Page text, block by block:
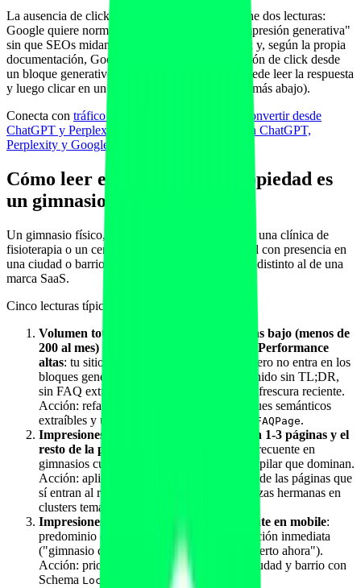
La ausencia de clicks y CTR es deliberada y tiene dos lecturas:
Google quiere normalizar primero la idea de "impresión generativa"
sin que SEOs midan ese tráfico contra el clásico; y, según la propia
documentación, Google reconoce que la atribución de click desde
un bloque generativo no es trivial (un usuario puede leer la respuesta
y luego clicar en un resultado azul varios scrolls más abajo).
Conecta con tráfico IA: cómo medir, atribuir y convertir desde
ChatGPT y Perplexity
medir menciones en ChatGPT,
Perplexity y Google AI: KPIs
Cómo leer el informe si tu propiedad es
un gimnasio local
Un gimnasio físico, un estudio boutique de yoga, una clínica de
fisioterapia o un centro de entrenamiento personal con presencia en
una ciudad o barrio concreto verá un patrón muy distinto al de una
marca SaaS.
Cinco lecturas típicas que merecen acción:
Volumen total de impresiones generativas bajo (menos de
200 al mes) pero impresiones clásicas de Performance
altas: tu sitio rankea bien en SEO clásico pero no entra en los
bloques generativos. Causa habitual: contenido sin TL;DR,
sin FAQ extractable, sin schema rico, o sin frescura reciente.
Acción: refactorizar 5-10 páginas con bloques semánticos
extraíbles y un módulo FAQ marcado con
FAQPage.
Impresiones generativas concentradas en 1-3 páginas y el
resto de la propiedad sin ninguna
: muy frecuente en
gimnasios cuyo blog tiene un par de piezas pilar que dominan.
Acción: aplicar el mismo patrón estructural de las páginas que
sí entran al resto del sitio y producir 4-6 piezas hermanas en
clusters temáticos próximos.
Impresiones generativas mayoritariamente en mobile:
predominio de búsquedas locales con intención inmediata
("gimnasio cerca de mi", "fisioterapeuta abierto ahora").
Acción: priorizar páginas de servicio por ciudad y barrio con
Schema LocalBusiness ,Service